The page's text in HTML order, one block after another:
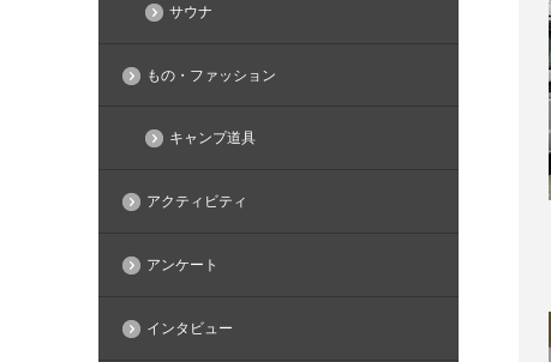
サウナ
もの・ファッション
キャンプ道具
アクティビティ
アンケート
インタビュー